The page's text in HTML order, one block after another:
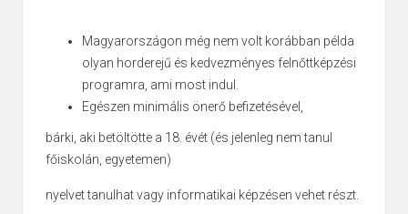
Magyarországon még nem volt korábban példa
olyan horderejű és kedvezményes felnőttképzési
programra, ami most indul.
Egészen minimális önerő befizetésével,
bárki, aki betöltötte a 18. évét (és jelenleg nem tanul
főiskolán, egyetemen)
nyelvet tanulhat vagy informatikai képzésen vehet részt.